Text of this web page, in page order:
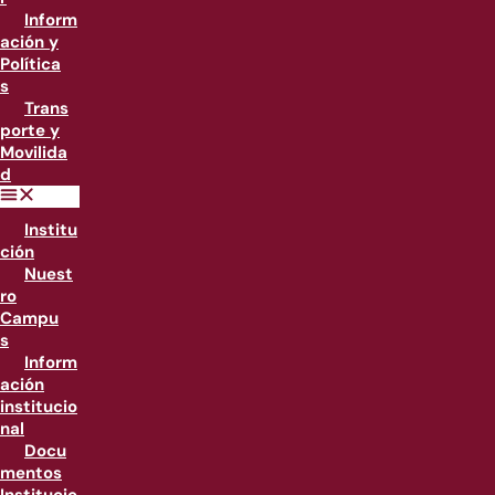
Inform
ación y
Política
s
Trans
porte y
Movilida
d
Institu
ción
Nuest
ro
Campu
s
Inform
ación
institucio
nal
Docu
mentos